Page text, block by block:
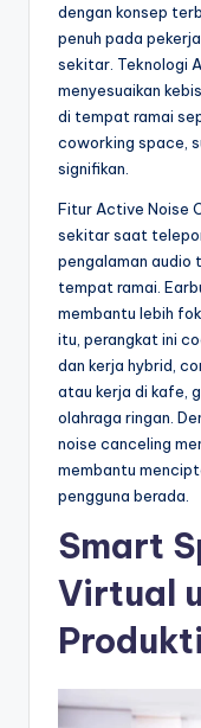
dengan konsep
penuh pada
sekitar. Teknologi
menyesuaikan
di tempat ramai
coworking space,
signifikan.
Fitur Active Noise
sekitar saat
pengalaman audio
tempat ramai.
membantu lebih
itu, perangkat ini
dan kerja hybrid,
atau kerja di kafe,
olahraga ringan.
noise canceling
membantu
pengguna berada.
Smart
Virtual